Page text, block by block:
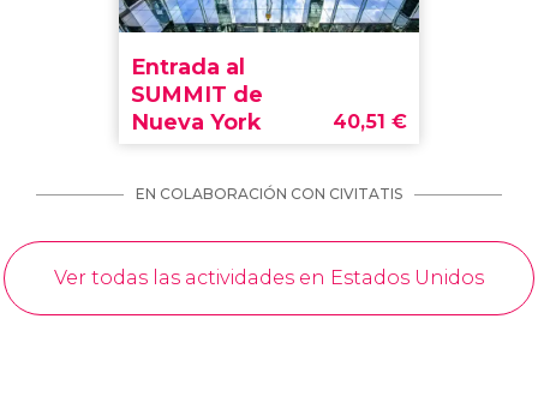
Entrada al
SUMMIT de
Nueva York
40,51 €
EN COLABORACIÓN CON CIVITATIS
Ver todas las actividades en Estados Unidos